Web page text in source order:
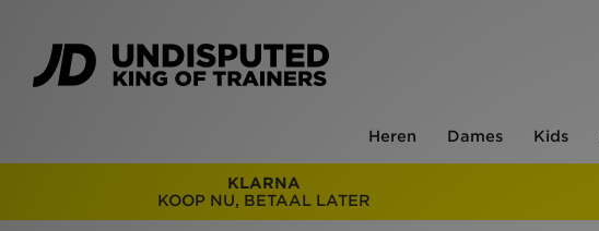
Heren Dames Kids
KLARNA
KOOP NU, BETAAL LATER